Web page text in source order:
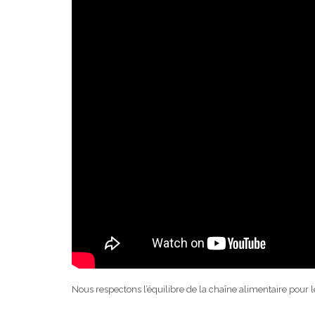
Nous respectons l’équilibre de la chaîne alimentaire pour